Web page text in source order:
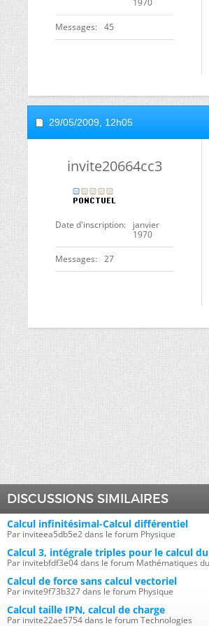
Messages 45
29/05/2009, 12h05
invite20664cc3
Date d'inscription
janvier
1970
Messages 27
DISCUSSIONS SIMILAIRES
Calcul infinitésimal-Calcul différentiel
Par inviteea5db5e2 dans le forum Physique
Calcul 3, intégrale triples pour le calcul
Par invitebfdf3e04 dans le forum Mathématiques
Calcul de force sans calcul vectoriel
Par invite9f73b327 dans le forum Physique
Calcul taille IPN, calcul de charge
Par invite22ae5754 dans le forum Technologies